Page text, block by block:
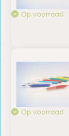
Op voorraad
Op voorraad